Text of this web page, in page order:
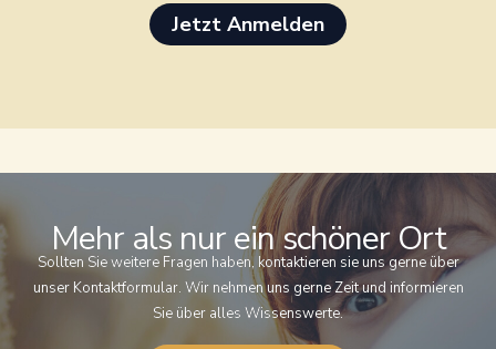
Jetzt Anmelden
Mehr als nur ein schöner Ort
Sollten Sie weitere Fragen haben, kontaktieren sie uns gerne über
unser Kontaktformular. Wir nehmen uns gerne Zeit und informieren
Sie über alles Wissenswerte.